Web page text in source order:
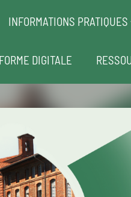
INFORMATIONS PRATIQUES
DIGITALE